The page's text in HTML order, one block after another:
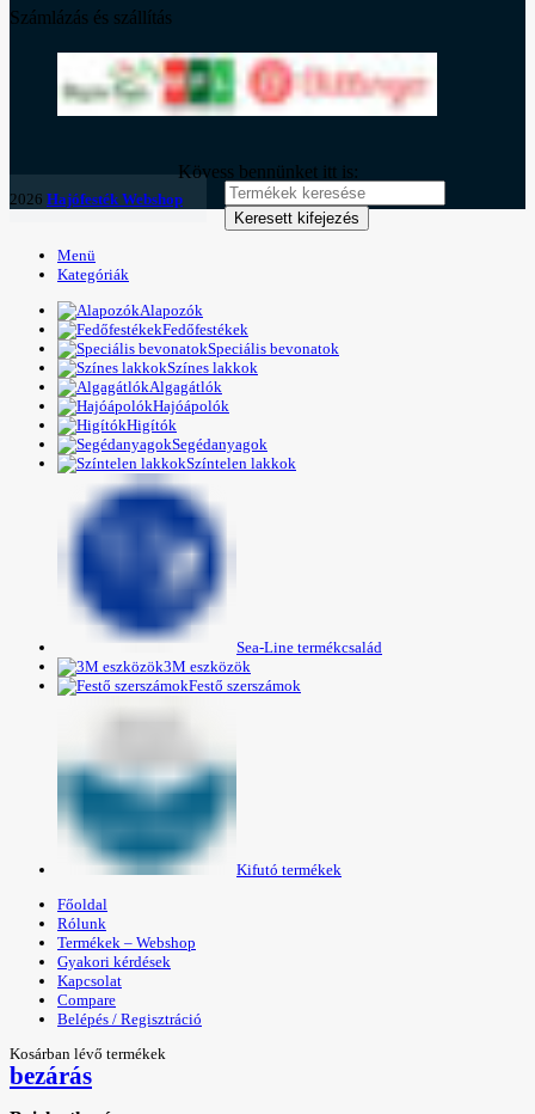
Számlázás és szállítás
Kövess bennünket itt is:
2026 Hajófesték Webshop
Keresett kifejezés
Menü
Kategóriák
Alapozók
Fedőfestékek
Speciális bevonatok
Színes lakkok
Algagátlók
Hajóápolók
Higítók
Segédanyagok
Színtelen lakkok
Sea-Line termékcsalád
3M eszközök
Festő szerszámok
Kifutó termékek
Főoldal
Rólunk
Termékek – Webshop
Gyakori kérdések
Kapcsolat
Compare
Belépés / Regisztráció
Kosárban lévő termékek
bezárás